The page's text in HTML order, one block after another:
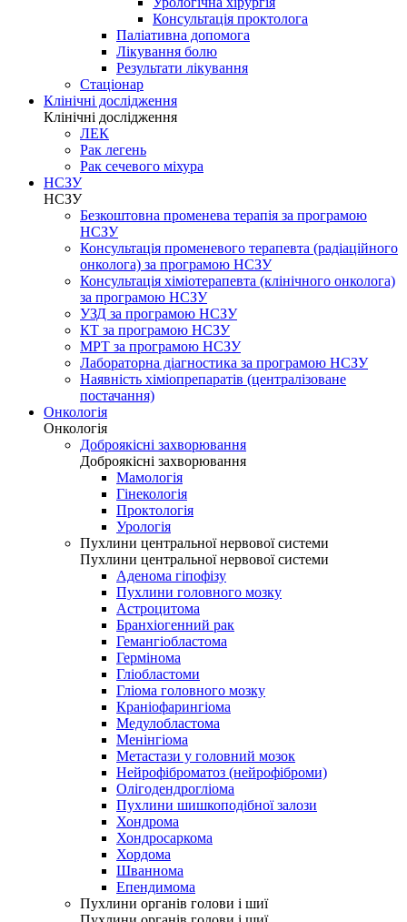
Консультація проктолога
Паліативна допомога
Лікування болю
Результати лікування
Стаціонар
Клінічні дослідження
Клінічні дослідження
ЛЕК
Рак легень
Рак сечевого міхура
НСЗУ
НСЗУ
Безкоштовна променева терапія за програмою
НСЗУ
Консультація променевого терапевта (радіаційного
онколога) за програмою НСЗУ
Консультація хіміотерапевта (клінічного онколога)
за програмою НСЗУ
УЗД за програмою НСЗУ
КТ за програмою НСЗУ
МРТ за програмою НСЗУ
Лабораторна діагностика за програмою НСЗУ
Наявність хіміопрепаратів (централізоване
постачання)
Онкологія
Онкологія
Доброякісні захворювання
Доброякісні захворювання
Мамологія
Гінекологія
Проктологія
Урологія
Пухлини центральної нервової системи
Пухлини центральної нервової системи
Аденома гіпофізу
Пухлини головного мозку
Астроцитома
Бранхіогенний рак
Гемангіобластома
Гермінома
Гліобластоми
Гліома головного мозку
Краніофарингіома
Медулобластома
Менінгіома
Метастази у головний мозок
Нейрофіброматоз (нейрофіброми)
Олігодендрогліома
Пухлини шишкоподібної залози
Хондрома
Хондросаркома
Хордома
Шваннома
Епендимома
Пухлини органів голови і шиї